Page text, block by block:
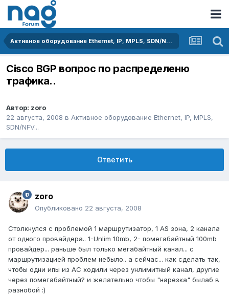
Активное оборудование Ethernet, IP, MPLS, SDN/NFV...
Cisco BGP вопрос по распределеню
трафика..
Автор: zoro
22 августа, 2008 в Активное оборудование Ethernet, IP, MPLS,
SDN/NFV...
Ответить
zoro
Опубликовано 22 августа, 2008
Столкнулся с проблемой 1 маршрутизатор, 1 AS зона, 2 канала
от одного провайдера.. 1-Unlim 10mb, 2- помегабайтный 100mb
провайдер... раньше был только мегабайтный канал... с
маршрутизацией проблем небыло.. а сейчас... как сделать так,
чтобы одни ипы из АС ходили через унлимитный канал, другие
через помегабайтный? и желательно чтобы "нарезка" былаб в
разнобой :)